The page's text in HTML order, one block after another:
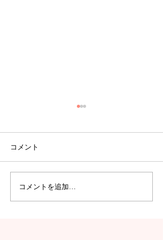
【えみたす】Summer
Festival 🎋🌻
コメント
コメントを追加…